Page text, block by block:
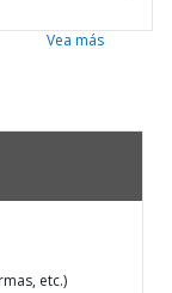
Vea más
etc.)